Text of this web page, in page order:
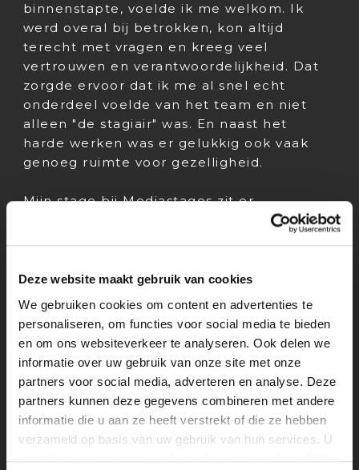
Deze website maakt gebruik van cookies
We gebruiken cookies om content en advertenties te
personaliseren, om functies voor social media te bieden
en om ons websiteverkeer te analyseren. Ook delen we
informatie over uw gebruik van onze site met onze
partners voor social media, adverteren en analyse. Deze
partners kunnen deze gegevens combineren met andere
informatie die u aan ze heeft verstrekt of die ze hebben
verzameld op basis van uw gebruik van hun services. U
binnenstapte, voelde ik me welkom. Ik
werd overal bij betrokken, kon altijd
terecht met vragen en kreeg veel
vertrouwen en verantwoordelijkheid. Dat
zorgde ervoor dat ik me al snel echt
onderdeel voelde van het team en niet
alleen "de stagiair" was. En naast het
harde werken was er gelukkig ook vaak
genoeg ruimte voor gezelligheid.
Mijn stage bij Mediastages zit er
inmiddels op, maar de ervaringen die ik
heb opgedaan neem ik nog lang mee.
Mediastages tot het meedraaien in de
dagelijkse werkzaamheden: ik heb
ontzettend veel geleerd en plezier
gehad. Ik wil alle collega's bedanken voor
de gezellige tijd, de begeleiding en
natuurlijk alle lekkere hapjes die jullie
steeds meenamen! Mediastages zal voor
mij altijd een bijzondere plek blijven waar
ik mijn eerste echte stappen in het
werkveld heb gezet.